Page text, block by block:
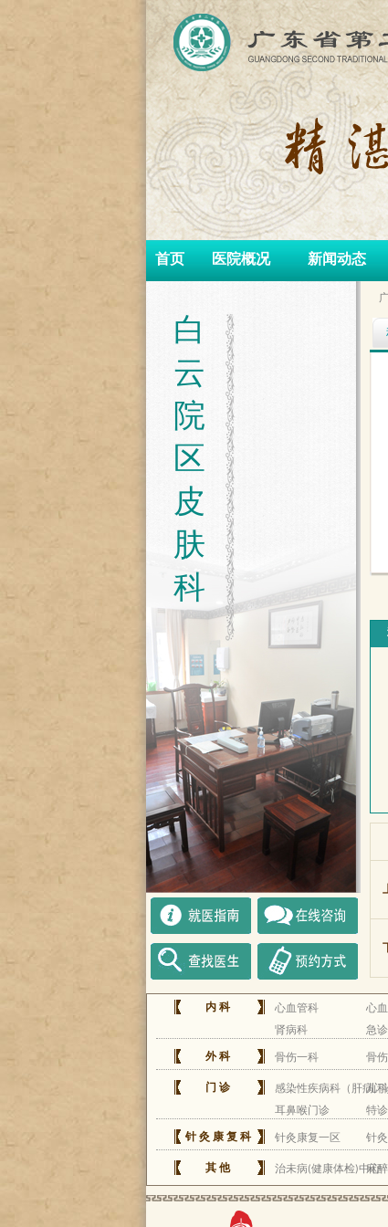
首页 医院概况 新闻动态
白
云
院
区
皮
肤
科
内科 心血管科 心
肾病科
急
外科 骨伤一科 骨
门诊 感染性疾病科（肝病门
儿
耳鼻喉门诊
特
针灸康复科 针灸康复一区 针
其他 治未病(健康体检)中心
麻